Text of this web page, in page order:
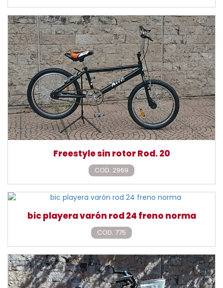
Freestyle sin rotor Rod. 20
COD. 2969
bic playera varón rod 24 freno norma
COD. 775